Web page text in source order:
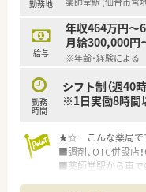
勤務地
給与
年収464万円～
月給300,000円
※年齢・経験による
勤務
時間
シフト制（週40時
※1日実働8時間
★☆ こんな薬局
■調剤、OTC併設店
■薬師堂駅から車で